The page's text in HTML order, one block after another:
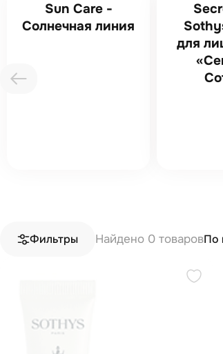
Sun Care -
Солнечная линия
для
Фильтры Найдено 0 товаровПо